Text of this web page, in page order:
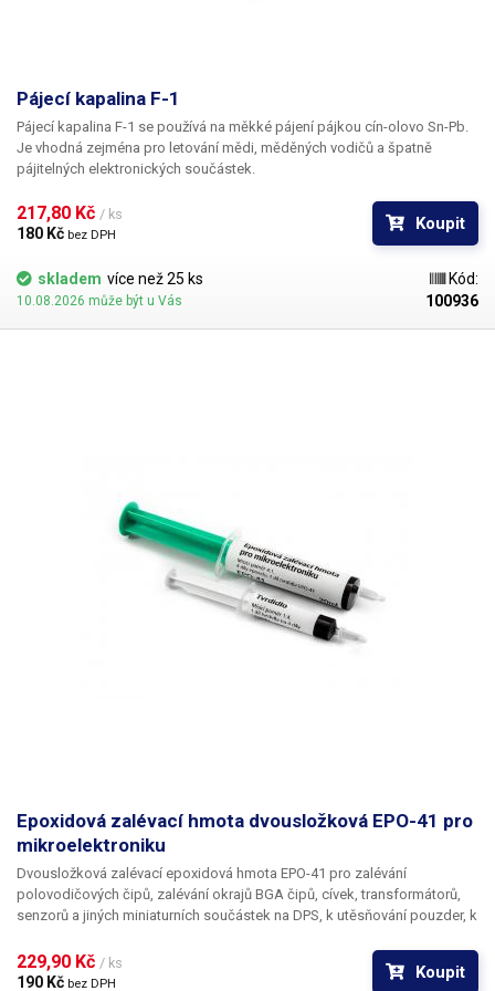
Pájecí kapalina F-1
Pájecí kapalina F-1 se používá na měkké pájení pájkou cín-olovo Sn-Pb.
Je vhodná zejména pro letování mědi, měděných vodičů a špatně
217,80 Kč / ks
180 Kč bez DPH
Koupit
skladem více než 25 ks
10.08.2026 může být u Vás
Kód:
100936
Epoxidová zalévací hmota dvousložková EPO-41 pro
mikroelektroniku
Dvousložková zalévací epoxidová hmota EPO-41 pro zalévání
polovodičových čipů, zalévání okrajů BGA čipů, cívek, transformátorů,
senzorů a jiných miniaturních součástek na DPS, k utěsňování pouzder, k
polovodičové čipy se vyrábějí stále menší a citlivější. Nezapouzdřené
polovodičové čipy se připojují k DPS jemnými drátky. Toto spojení není
229,90 Kč / ks
190 Kč bez DPH
Koupit